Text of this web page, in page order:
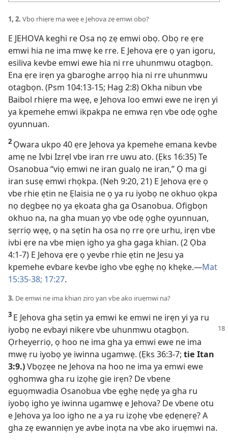
1, 2. Vbọ rhiẹre ma wẹẹ e Jehova zẹ emwi obọ?
E JEHOVA keghi re Osa nọ zẹ emwi obọ. Obọ re ẹre
emwi hia ne ima mwẹ ke rre. E Jehova ẹre ọ yan igoru,
esiliva kevbe emwi ewe hia ni rre uhunmwu otagbọn.
Ena ẹre irẹn ya gbaroghe arrọọ hia ni rre uhunmwu
otagbọn. (Psm 104:13-15; Hag 2:8) Okha nibun vbe
Baibol rhiẹre ma wẹẹ, e Jehova loo emwi ewe ne irẹn yi
ya kpemehe emwi ikpakpa ne emwa rẹn vbe odẹ ọghe
ọyunnuan.
2 Ọwara ukpo 40 ẹre Jehova ya kpemehe emana kevbe
amẹ ne Ivbi Izrẹl vbe iran rre uwu ato. (Ẹks 16:35) Te
Osanobua “viọ emwi ne iran gualọ ne iran,” Ọ ma gi
iran susẹ emwi rhọkpa. (Neh 9:20, 21) E Jehova ẹre ọ
vbe rhie ẹtin ne Ẹlaisia ne ọ ya ru iyobọ ne okhuo ọkpa
nọ dẹgbẹe nọ ya ẹkoata gha ga Osanobua. Ofigbọn
okhuo na, na gha muan yọ vbe odẹ ọghe ọyunnuan,
sẹrriọ wẹẹ, ọ na sẹtin ha osa nọ rre ọre urhu, irẹn vbe
ivbi ẹre na vbe miẹn igho ya gha gaga khian. (2 Ọba
4:1-7) E Jehova ẹre ọ yevbe rhie ẹtin ne Jesu ya
kpemehe evbare kevbe igho vbe ẹghẹ nọ khẹke.—Mat
15:35-38; 17:27.
3. De emwi ne ima khian ziro yan vbe ako iruẹmwi na?
3 E Jehova gha sẹtin ya emwi ke emwi ne irẹn yi ya ru
iyobọ ne evbayi nikẹre vbe uhunmwu otagbọn.
Ọrheyerriọ, ọ hoo ne ima gha ya emwi ewe ne ima
mwẹ ru iyobọ ye iwinna ugamwẹ. (Ẹks 36:3-7; tie Itan
3:9.)Vbọzẹe ne Jehova na hoo ne ima ya emwi ewe
ọghomwa gha ru izọhẹ gie irẹn? De vbene
eguọmwadia Osanobua vbe ẹghẹ nẹdẹ ya gha ru
iyobọ igho ye iwinna ugamwẹ e Jehova? De vbene otu
e Jehova ya loo igho ne a ya ru izọhẹ vbe ẹdẹnẹrẹ? A
gha zẹ ewanniẹn ye avbe inọta na vbe ako iruẹmwi na.